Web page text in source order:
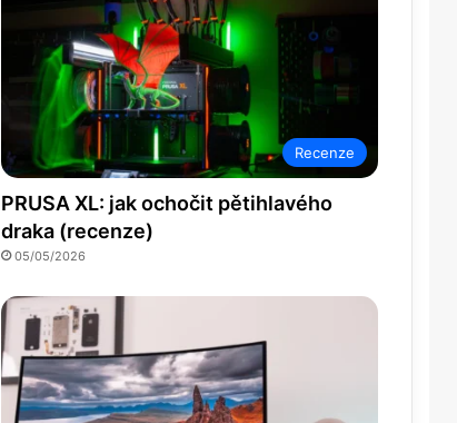
Recenze
PRUSA XL: jak ochočit pětihlavého
draka (recenze)
05/05/2026